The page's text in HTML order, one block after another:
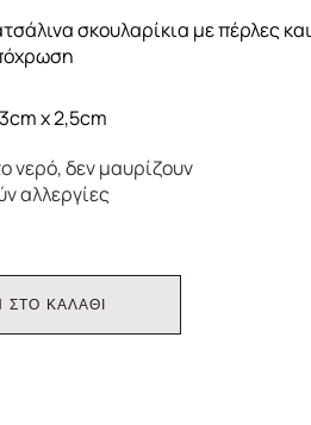
σκουλαρίκια με πέρλες
x 2,5cm
νερό, δεν μαυρίζουν
αλλεργίες
ΚΑΛΑΘΙ